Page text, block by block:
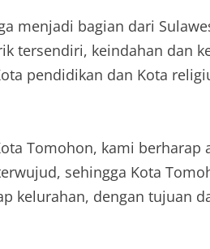
menjadi bagian dari
tersendiri, keindahan dan
pendidikan dan Kota
Tomohon, kami berharap
sehingga Kota
kelurahan, dengan tujuan